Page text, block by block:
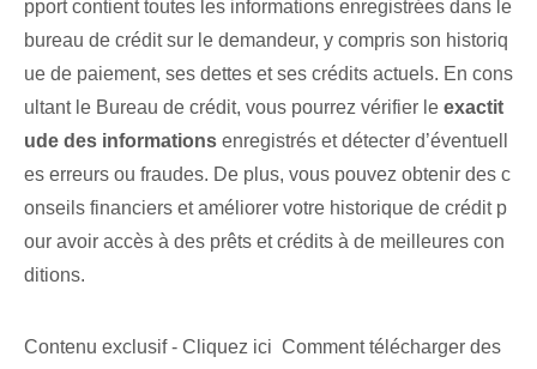
pport contient toutes les informations enregistrées dans le
bureau de crédit sur le demandeur, y compris son historiq
ue de paiement, ses dettes et ses crédits actuels. En cons
ultant le Bureau de crédit, vous pourrez vérifier le exactit
ude⁤ des informations enregistrés et détecter d’éventuell
es erreurs ou fraudes. De plus, vous pouvez obtenir des c
onseils financiers⁤ et améliorer votre historique de crédit p
our avoir accès à des prêts et crédits à de meilleures con
ditions.
Contenu exclusif - Cliquez ici Comment télécharger des